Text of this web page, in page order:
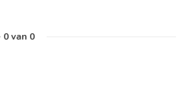
0van 0